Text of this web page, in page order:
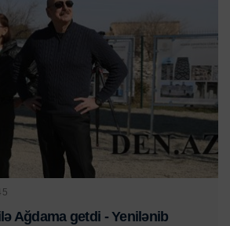
Ağdama getdi - Yenilənib